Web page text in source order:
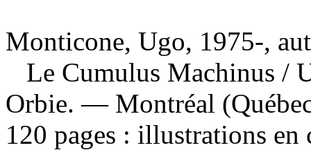
Monticone, Ugo, 1975-,
Le Cumulus Machinus /
Orbie. — Montréal
120 pages : illustrations